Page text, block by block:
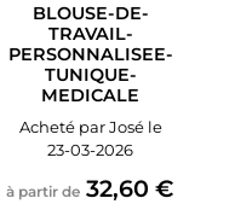
BLOUSE-DE-
TRAVAIL-
PERSONNALISEE-
TUNIQUE-
MEDICALE
Acheté par José le
23-03-2026
à partir de 32,60 €